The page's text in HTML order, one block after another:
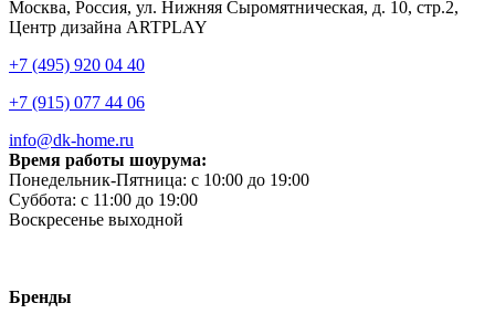
Москва, Россия, ул. Нижняя Сыромятническая, д. 10, стр.2,
Центр дизайна ARTPLAY
+7 (495) 920 04 40
+7 (915) 077 44 06
info@dk-home.ru
Время работы шоурума:
Понедельник-Пятница: c 10:00 до 19:00
Суббота: c 11:00 до 19:00
Воскресенье выходной
Бренды